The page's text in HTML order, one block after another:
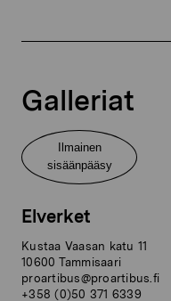
Galleriat
Ilmainen
sisäänpääsy
Elverket
Kustaa Vaasan katu 11
10600 Tammisaari
proartibus@proartibus.fi
+358 (0)50 371 6339